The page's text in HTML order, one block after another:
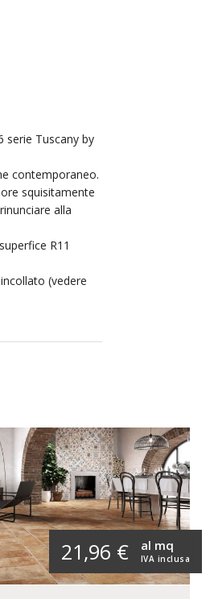
serie Tuscany by
contemporaneo.
squisitamente
alla
R11
(vedere
21,96 € IVA inclusa
al mq